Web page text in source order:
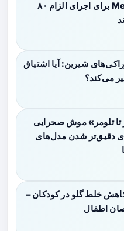
مشمولان Medicaid برای اجرای الزام ۸۰
شیرین: آیا اشتیاق
می‌کند؟
تا تلومر» موش صحرایی
دقیق‌تر شدن مدل‌های
خلط گلو در کودکان –
اطفال